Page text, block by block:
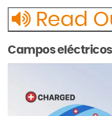
Read
Camposeléctricos